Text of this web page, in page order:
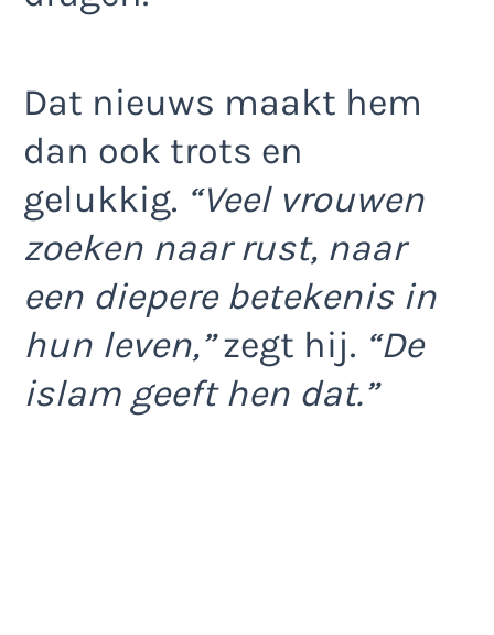
Dat nieuws maakt hem
dan ook trots en
gelukkig. “Veel vrouwen
zoeken naar rust, naar
een diepere betekenis in
hun leven,”zegt hij. “De
islam geeft hen dat.”